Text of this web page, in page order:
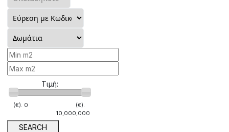
Τιμή:
(€). 0
(€).
10,000,000
SEARCH